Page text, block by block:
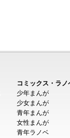
コミックス・ラノ
少年まんが
少女まんが
青年まんが
女性まんが
青年ラノベ